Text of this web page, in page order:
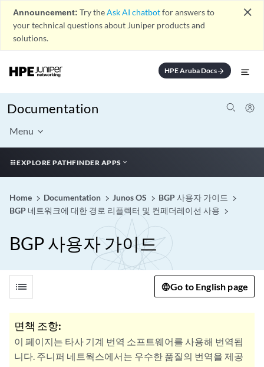
Announcement: Try theAsk AI chatbotfor answers to
your technical questions about Juniper products and
solutions.
close
HPE Aruba Docsarrow_forward
Documentation
Menu
EXPLORE PATHFINDER APPS
Home Documentation Junos OS
BGP 사용자 가이드
BGP 네트워크에 대한 경로 리플렉터 및 컨페더레이션 사용
BGP 사용자 가이드
list Go to English page
면책 조항:
이 페이지는 타사 기계 번역 소프트웨어를 사용해 번역됩
니다. 주니퍼 네트웍스에서는 우수한 품질의 번역을 제공